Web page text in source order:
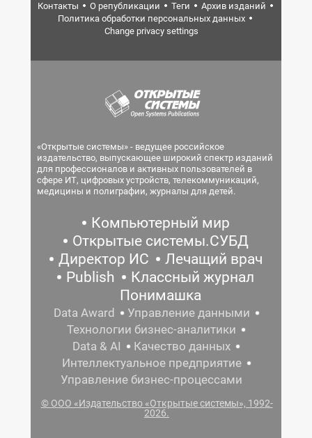
Контакты
О републикации Теги
Архив изданий
Политика обработки персональных данных
Change privacy settings
«Открытые системы» - ведущее российское
издательство, выпускающее широкий спектр изданий
для профессионалов и активных пользователей в
сфере ИТ, цифровых устройств, телекоммуникаций,
медицины и полиграфии, журналы для детей.
Компьютерный мир
Открытые системы.СУБД
Директор ИС
Лечащий врач
Publish
Классный журнал
Понимашка
Data Award
Управление данными
Технологии бизнес-аналитики
Data & AI
Качество данных
Интеллектуальное предприятие
Управление бизнес-процессами
© ООО «Издательство «Открытые системы», 1992-
2026.